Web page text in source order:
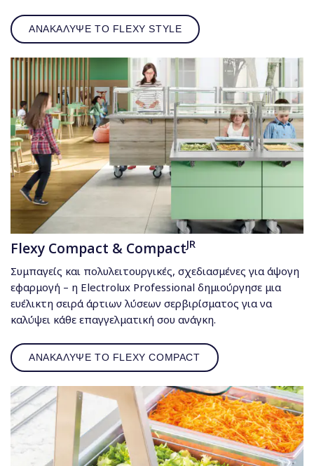
ΑΝΑΚΑΛΥΨΕ ΤΟ FLEXY STYLE
Flexy Compact & CompactJR
Συμπαγείς και πολυλειτουργικές, σχεδιασμένες για άψογη
εφαρμογή – η Electrolux Professional δημιούργησε μια
ευέλικτη σειρά άρτιων λύσεων σερβιρίσματος για να
καλύψει κάθε επαγγελματική σου ανάγκη.
ΑΝΑΚΑΛΥΨΕ ΤΟ FLEXY COMPACT